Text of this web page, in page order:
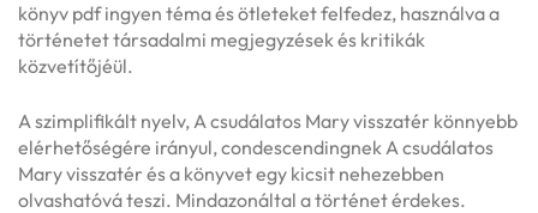
könyv pdf ingyen téma és ötleteket felfedez, használva a
történetet társadalmi megjegyzések és kritikák
közvetítőjéül.
A szimplifikált nyelv, A csudálatos Mary visszatér könnyebb
elérhetőségére irányul, condescendingnek A csudálatos
Mary visszatér és a könyvet egy kicsit nehezebben
olvashatóvá teszi. Mindazonáltal a történet érdekes.